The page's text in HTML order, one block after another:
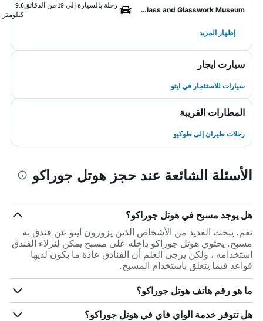
Izu Glass and Glasswork Museum
رحلة بالسيارة إلى 19 من الدقائق
9.6
كيلومتر
إظهار المزيد
سيارت ايجار
سيارات للاستئجار في ايتو
المطارات القريبة
رحلات طيران إلى طوكيو
الأسئلة الشائعة عند حجز هوتل جوراكو
هل يوجد مسبح في هوتل جوراكو؟
نعم. يبحث العديد من الأشخاص الذين يزورون ايتو عن فندق به
مسبح. يحتوي هوتل جوراكو داخله على مسبح يمكن لنزلاء الفندق
استخدامه ، ولكن يرجى العلم أن الفنادق عادة ما يكون لديها
قواعد فيما يتعلق باستخدام المسبح.
ما هو رقم هاتف هوتل جوراكو؟
هل تتوفر خدمة الواي فاي في هوتل جوراكو؟